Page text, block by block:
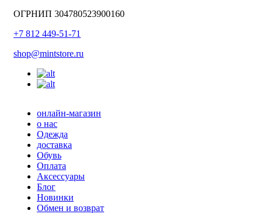
ОГРНИП 304780523900160
+7 812 449-51-71
shop@mintstore.ru
онлайн-магазин
о нас
Одежда
доставка
Обувь
Оплата
Аксессуары
Блог
Новинки
Обмен и возврат